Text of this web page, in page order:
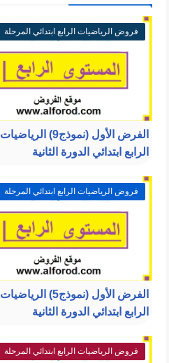
فروض الرياضيات الرابع ابتدائي المرحلة
الثالثة
الفرض الأول (نموذج9) الرياضيات
الرابع ابتدائي الدورة الثانية
فروض الرياضيات الرابع ابتدائي المرحلة
الثالثة
الفرض الأول (نموذج5) الرياضيات
الرابع ابتدائي الدورة الثانية
فروض الرياضيات الرابع ابتدائي المرحلة